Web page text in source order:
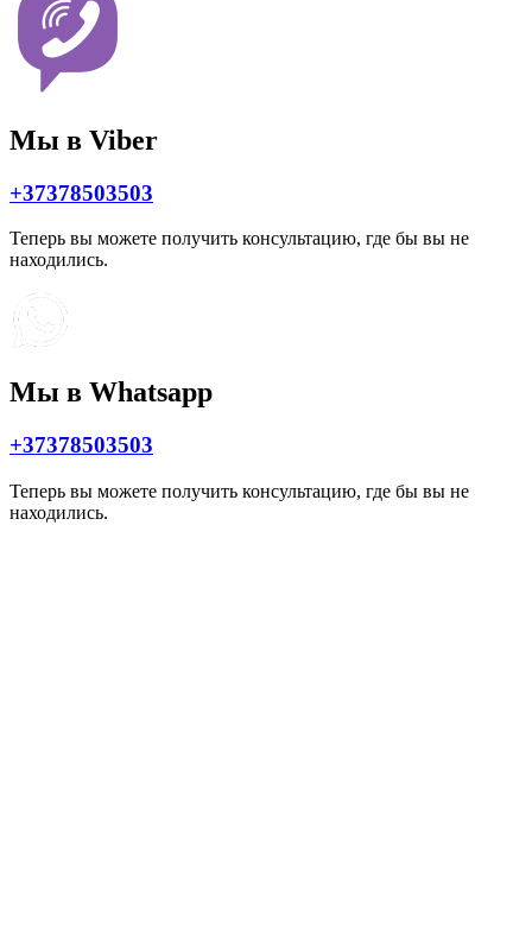
Мы в Viber
+37378503503
Теперь вы можете получить консультацию, где бы вы не
находились.
Мы в Whatsapp
+37378503503
Теперь вы можете получить консультацию, где бы вы не
находились.